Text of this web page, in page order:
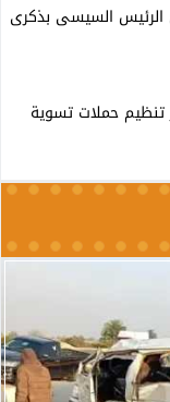
السيسى بذكرى
حملات تسوية